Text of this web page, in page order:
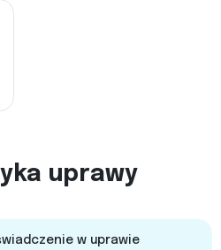
uprawy
w uprawie